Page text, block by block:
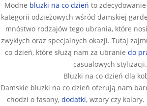
Modne bluzki na co dzień to
kategorii odzieżowych wśród damskiej
mnóstwo rodzajów tego ubrania, które
zwykłych oraz specjalnych okazji. Tutaj
co dzień, które służą nam za ubranie do
casualowych stylizacji.
Bluzki na co dzień dla
Damskie bluzki na co dzień oferują nam
chodzi o fasony, dodatki, wzory czy